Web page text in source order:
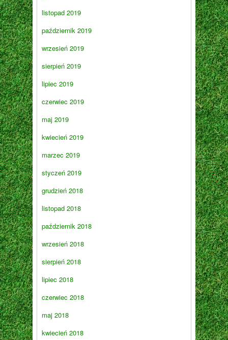
listopad 2019
październik 2019
wrzesień 2019
sierpień 2019
lipiec 2019
czerwiec 2019
maj 2019
kwiecień 2019
marzec 2019
styczeń 2019
grudzień 2018
listopad 2018
październik 2018
wrzesień 2018
sierpień 2018
lipiec 2018
czerwiec 2018
maj 2018
kwiecień 2018